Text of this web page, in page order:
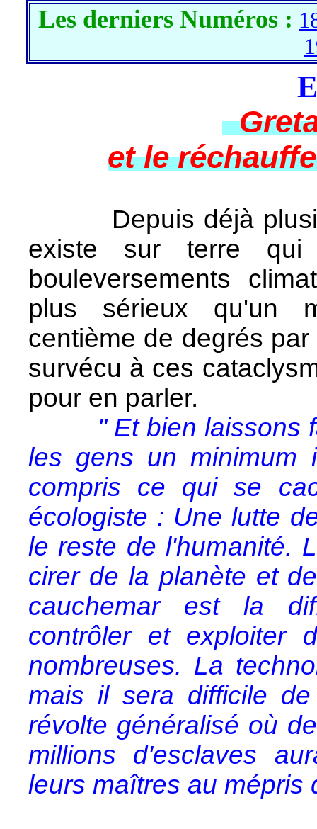
Les derniers Numéros :
et le
Depuis déjà
existe sur terre
bouleversements
plus sérieux qu'un
centième de degrés
survécu à ces
pour en parler.
" Et bien laissons
les gens un minimum
compris ce qui se
écologiste : Une lutte
le reste de l'humanité.
cirer de la planète et
cauchemar est la
contrôler et exploiter
nombreuses. La
mais il sera difficile
révolte généralisé où
millions d'esclaves
leurs maîtres au mépris